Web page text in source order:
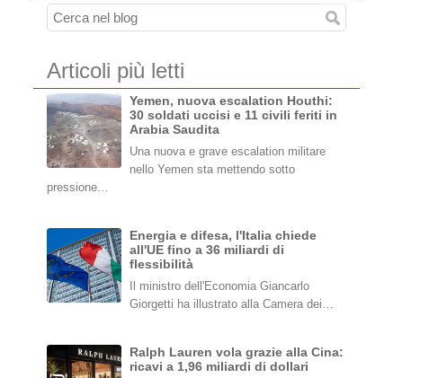
Articoli più letti
Yemen, nuova escalation Houthi:
30 soldati uccisi e 11 civili feriti in
Arabia Saudita
Una nuova e grave escalation militare
nello Yemen sta mettendo sotto
pressione…
Energia e difesa, l'Italia chiede
all'UE fino a 36 miliardi di
flessibilità
Il ministro dell'Economia Giancarlo
Giorgetti ha illustrato alla Camera dei…
Ralph Lauren vola grazie alla Cina:
ricavi a 1,96 miliardi di dollari